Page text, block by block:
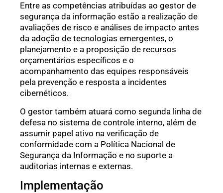
Entre as competências atribuídas ao gestor de
segurança da informação estão a realização de
avaliações de risco e análises de impacto antes
da adoção de tecnologias emergentes, o
planejamento e a proposição de recursos
orçamentários específicos e o
acompanhamento das equipes responsáveis
pela prevenção e resposta a incidentes
cibernéticos.
O gestor também atuará como segunda linha de
defesa no sistema de controle interno, além de
assumir papel ativo na verificação de
conformidade com a Política Nacional de
Segurança da Informação e no suporte a
auditorias internas e externas.
Implementação